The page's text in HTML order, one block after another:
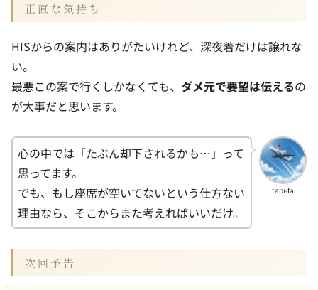
正直な気持ち
HISからの案内はありがたいけれど、深夜着だけは譲れな
い。
最悪この案で行くしかなくても、 ダメ元で要望は伝えるの
が大事だと思います。
tabi-fa
心の中では「たぶん却下されるかも…」って
思ってます。
でも、もし座席が空いてないという仕方ない
理由なら、そこからまた考えればいいだけ。
次回予告